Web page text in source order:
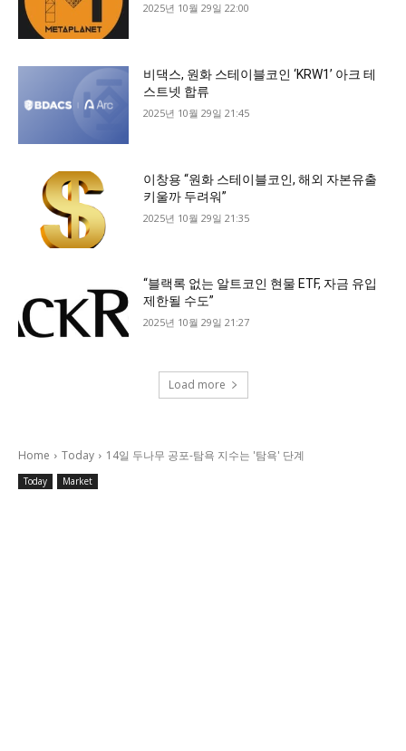
2025년 10월 29일 22:00
비댁스, 원화 스테이블코인 ‘KRW1’ 아크 테
스트넷 합류
2025년 10월 29일 21:45
이창용 “원화 스테이블코인, 해외 자본유출
키울까 두려워”
2025년 10월 29일 21:35
“블랙록 없는 알트코인 현물 ETF, 자금 유입
제한될 수도”
2025년 10월 29일 21:27
Load more